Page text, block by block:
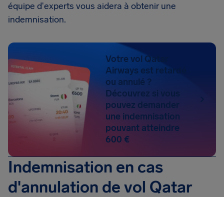
équipe d'experts vous aidera à obtenir une
indemnisation.
Votre vol Qatar
Airways est retardé
ou annulé ?
Découvrez si vous
pouvez demander
une indemnisation
pouvant atteindre
600 €
Indemnisation en cas
d'annulation de vol Qatar